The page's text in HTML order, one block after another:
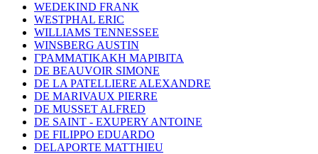
WEDEKIND FRANK
WESTPHAL ERIC
WILLIAMS TENNESSEE
WINSBERG AUSTIN
ΓΡΑΜΜΑΤΙΚΑΚΗ ΜΑΡΙΒΙΤΑ
DE BEAUVOIR SIMONE
DE LA PATELLIERE ALEXANDRE
DE MARIVAUX PIERRE
DE MUSSET ALFRED
DE SAINT - EXUPERY ANTOINE
DE FILIPPO EDUARDO
DELAPORTE MATTHIEU